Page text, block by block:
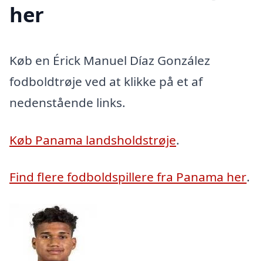
her
Køb en Érick Manuel Díaz González
fodboldtrøje ved at klikke på et af
nedenstående links.
Køb Panama landsholdstrøje.
Find flere fodboldspillere fra Panama her.